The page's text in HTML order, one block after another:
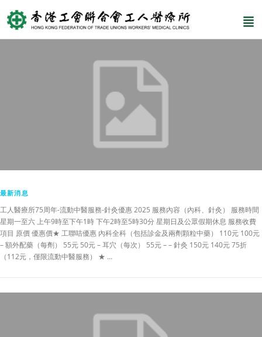
最新消息
工人醫療所75周年-流動中醫服務-針灸優惠 2025 服務內容（內科、針灸） 服務時間
星期一至六 上午9時至下午1時 下午2時至5時30分 星期日及公眾假期休息 服務收費
項目 原價 優惠價★ 工聯咭優惠 內科全科（包括診金及兩劑顆粒中藥） 110元 100元
– 額外配藥（每劑） 55元 50元 – 耳穴（每次） 55元 – – 針灸 150元 140元 75折
（112元，僅限流動中醫服務） ★ …